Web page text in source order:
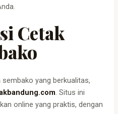
Cetak
yang berkualitas,
. Situs ini
online yang praktis, dengan